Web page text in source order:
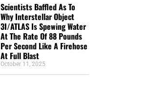
Scientists Baffled As To
Why Interstellar Object
3I/ATLAS Is Spewing Water
At The Rate Of 88 Pounds
Per Second Like A Firehose
At Full Blast
October 11, 2025